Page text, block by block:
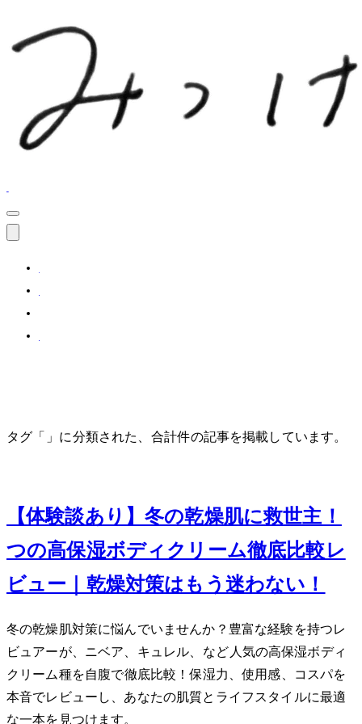
タグ「SABON」に分類された、合計 1 件の記事を掲載しています。
【体験談あり】冬の乾燥肌に救世主！5
つの高保湿ボディクリーム徹底比較レ
ビュー｜乾燥対策はもう迷わない！
冬の乾燥肌対策に悩んでいませんか？豊富な経験を持つレ
ビュアーが、ニベア、キュレル、SABONなど人気の高保湿ボディ
クリーム3種を自腹で徹底比較！保湿力、使用感、コスパを
本音でレビューし、あなたの肌質とライフスタイルに最適
な一本を見つけます。